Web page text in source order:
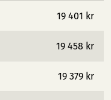
19 401 kr
19 458 kr
19 379 kr